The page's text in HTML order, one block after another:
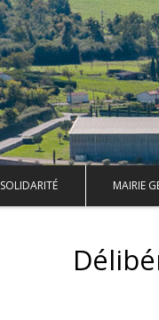
SOLIDARITÉ MAIRIE